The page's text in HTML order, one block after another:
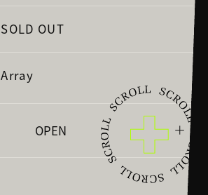
SOLD OUT
Array
OPEN
東京都千代田区永田町2丁目17-11